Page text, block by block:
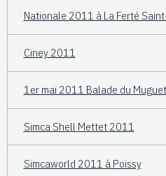
Nationale 2011 à La Ferté
Ciney 2011
1er mai 2011 Balade du Muguet
Simca Shell Mettet 2011
Simcaworld 2011 à Poissy